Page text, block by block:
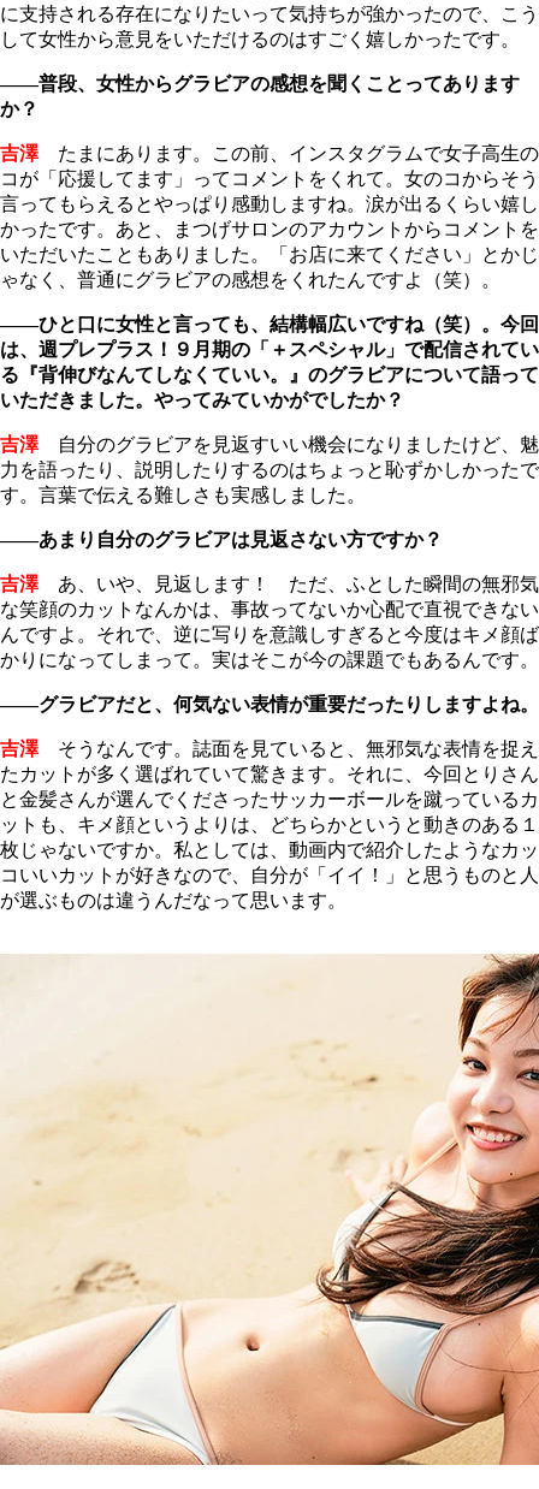
に支持される存在になりたいって気持ちが強かったので、こう
して女性から意見をいただけるのはすごく嬉しかったです。
――普段、女性からグラビアの感想を聞くことってあります
か？
吉澤たまにあります。この前、インスタグラムで女子高生の
コが「応援してます」ってコメントをくれて。女のコからそう
言ってもらえるとやっぱり感動しますね。涙が出るくらい嬉し
かったです。あと、まつげサロンのアカウントからコメントを
いただいたこともありました。「お店に来てください」とかじ
ゃなく、普通にグラビアの感想をくれたんですよ（笑）。
――ひと口に女性と言っても、結構幅広いですね（笑）。今回
は、週プレプラス！９月期の「＋スペシャル」で配信されてい
る『背伸びなんてしなくていい。』のグラビアについて語って
いただきました。やってみていかがでしたか？
吉澤自分のグラビアを見返すいい機会になりましたけど、魅
力を語ったり、説明したりするのはちょっと恥ずかしかったで
す。言葉で伝える難しさも実感しました。
――あまり自分のグラビアは見返さない方ですか？
吉澤あ、いや、見返します！ ただ、ふとした瞬間の無邪気
な笑顔のカットなんかは、事故ってないか心配で直視できない
んですよ。それで、逆に写りを意識しすぎると今度はキメ顔ば
かりになってしまって。実はそこが今の課題でもあるんです。
――グラビアだと、何気ない表情が重要だったりしますよね。
吉澤そうなんです。誌面を見ていると、無邪気な表情を捉え
たカットが多く選ばれていて驚きます。それに、今回とりさん
と金髪さんが選んでくださったサッカーボールを蹴っているカ
ットも、キメ顔というよりは、どちらかというと動きのある１
枚じゃないですか。私としては、動画内で紹介したようなカッ
コいいカットが好きなので、自分が「イイ！」と思うものと人
が選ぶものは違うんだなって思います。